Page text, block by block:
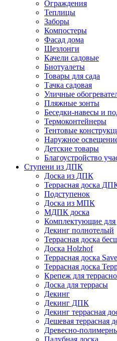
Ограждения
Теплицы
Заборы
Компостеры
Фасад дома
Шезлонги
Качели садовые
Биотуалеты
Товары для сада
Тачка садовая
Уличные
Пляжные зонты
Беседки-навесы и
Термоконтейнеры
Тентовые
Наружное
Детские товары
Благоустройство
Ступени из ДПК
Доска из ДПК
Террасная доска
Подступенок
Доска из МПК
МДПК доска
Комплектующие для
Декинг полнотелый
Террасная доска
Доска Holzhof
Террасная доска
Террасная доска
Крепеж для
Доска для террасы
Декинг
Декинг ДПК
Декинг террасная
Дешевая террасная
Древесно-
Палубная доска